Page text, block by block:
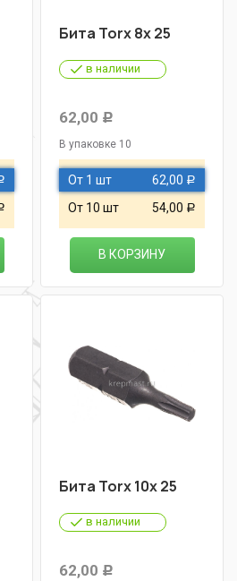
Бита Torx 8х 25
в наличии
62,00 Р
В упаковке 10
От 1 шт 62,00 Р
От 10 шт 54,00 Р
В КОРЗИНУ
Бита Torx 10х 25
в наличии
62,00 Р